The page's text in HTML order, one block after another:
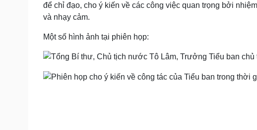
để chỉ đạo, cho ý kiến về các công việc quan trọng bởi
và nhạy cảm.
Một số hình ảnh tại phiên họp: